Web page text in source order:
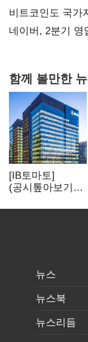
비트코인도 국가
숙제
네이버, 2분기
함께 볼만한
[IB토마토]
(공시톺아보기)
바로 매출로
뉴스
뉴스북
뉴스리듬